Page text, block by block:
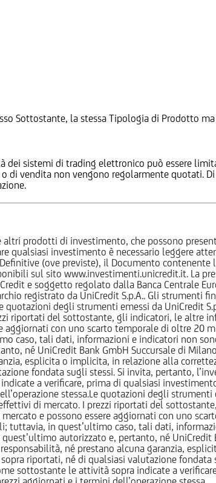
Sottostante, la stessa Tipologia di Prodotto
sistemi di trading elettronico può essere
vendita non vengono regolarmente quotati.
prodotti di investimento, che possono
investimento è necessario leggere
(ove previste), il Documento contenente
sul sito www.investimenti.unicredit.it. La
e soggetto regolato dalla Banca Centrale
registrato da UniCredit S.p.A.. Gli strumenti
quotazioni degli strumenti emessi da UniCredit
riportati del sottostante, gli indicatori, le altre
con uno scarto temporale di oltre 20
tali dati, informazioni e indicatori non
né UniCredit Bank GmbH Succursale di
esplicita o implicita, in relazione alla
fondata sugli stessi. Si invita, pertanto,
a verificare, prima di qualsiasi
stessa.Le quotazioni degli strumenti
di mercato. I prezzi riportati del
e possono essere aggiornati con uno
in quest’ultimo caso, tali dati,
autorizzato e, pertanto, né UniCredit
né prestano alcuna garanzia,
riportati, né di qualsiasi valutazione
sottostante le attività sopra indicate a